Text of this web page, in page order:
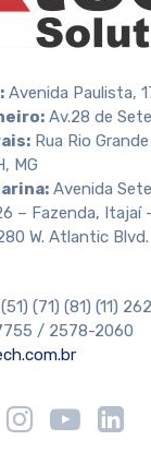
Avenida Paulista,
Av.28 de
Rua Rio
MG
Avenida
– Fazenda, Itajaí
W. Atlantic
(71) (81) (11)
/ 2578-2060